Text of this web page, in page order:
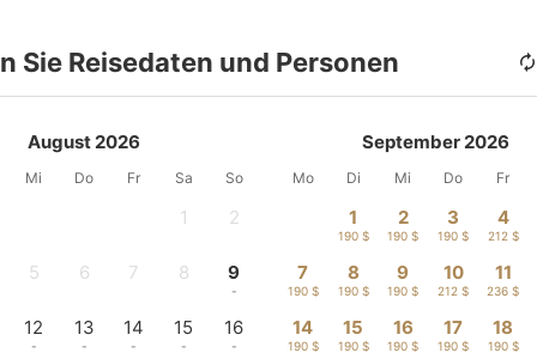
Sie Reisedaten und Personen
August 2026
Mi Do Fr Sa So
1 2
5 6 7 8 9
-
12
-
13
-
14
-
15
-
16
-
September 2026
Mo Di Mi Do Fr
1
190 $
2
190 $
3
190 $
4
212 $
7
190 $
8
190 $
9
190 $
10
212 $
11
236 $
14
190 $
15
190 $
16
190 $
17
190 $
18
190 $